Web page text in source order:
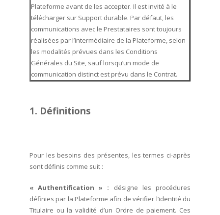
Plateforme avant de les accepter. Il est invité à le
télécharger sur Support durable. Par défaut, les
communications avec le Prestataires sont toujours
réalisées par l’intermédiaire de la Plateforme, selon
les modalités prévues dans les Conditions
Générales du Site, sauf lorsqu’un mode de
communication distinct est prévu dans le Contrat.
1. Définitions
Pour les besoins des présentes, les termes ci-après
sont définis comme suit :
« Authentification » : désigne les procédures
définies par la Plateforme afin de vérifier l’identité du
Titulaire ou la validité d’un Ordre de paiement. Ces